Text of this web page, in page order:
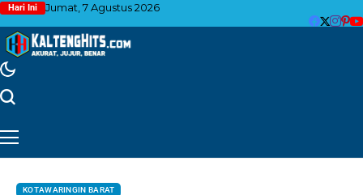
Hari Ini Jumat, 7 Agustus 2026
KOTAWARINGIN BARAT